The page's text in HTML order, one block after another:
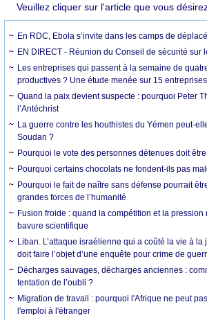
Veuillez cliquer sur l'article que vous
En RDC, Ebola s’invite dans les camps de
EN DIRECT - Réunion du Conseil de sécurité sur
Les entreprises qui passent à la semaine de
productives ? Une étude menée sur 15
Quand la paix devient suspecte : pourquoi Peter
l’Antéchrist
La guerre contre les houthistes du Yémen peut-
Soudan ?
Pourquoi le vote des personnes détenues doit
Pourquoi certains chocolats ne fondent-ils pas
Pourquoi le fait de naître sans défense pourrait
grandes forces de l’humanité
Fusion froide : quand la compétition et la
bavure scientifique
Liban. L’attaque israélienne qui a coûté la vie à la
doit faire l’objet d’une enquête pour crime de
Décharges sauvages, décharges anciennes :
tentation de l’oubli ?
Migration de travail : pourquoi l'Afrique ne peut
l'emploi à l'étranger